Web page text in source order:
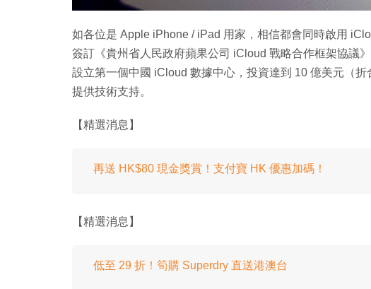
如各位是 Apple iPhone / iPad 用家，相信都會同時啟用
簽訂《貴州省人民政府蘋果公司 iCloud 戰略合作框架協議
設立第一個中國 iCloud 數據中心，投資達到 10 億美元（
提供技術支持。
【精選消息】
再送 HK$80 現金獎賞！支付寶 HK 優惠加碼！
【精選消息】
低至 29 折！筍購 Superdry 直送港澳台